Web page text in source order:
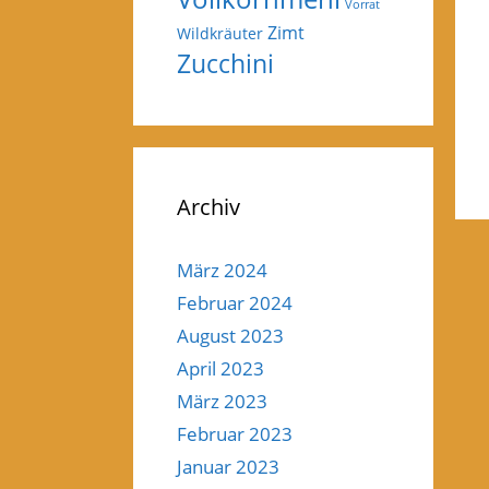
Vorrat
Wildkräuter Zimt
Zucchini
Archiv
März 2024
Februar 2024
August 2023
April 2023
März 2023
Februar 2023
Januar 2023